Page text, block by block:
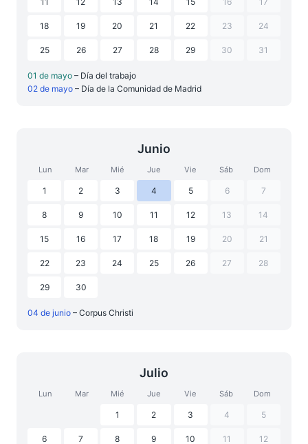
18 19 20 21 22 23 24
25 26 27 28 29 30 31
01 de mayo – Día del trabajo
02 de mayo – Día de la Comunidad de Madrid
Junio
Lun Mar Mié Jue Vie Sáb Dom
1 2 3 4 5 6 7
8 9 10 11 12 13 14
15 16 17 18 19 20 21
22 23 24 25 26 27 28
29 30
04 de junio – Corpus Christi
Julio
Lun Mar Mié Jue Vie Sáb Dom
1 2 3 4 5
6 7 8 9 10 11 12